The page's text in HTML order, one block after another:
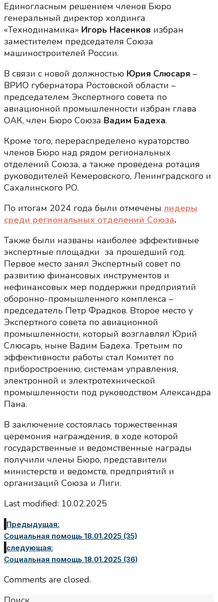
Единогласным решением членов Бюро
генеральный директор холдинга
«Технодинамика» Игорь Насенков избран
заместителем председателя Союза
машиностроителей России.
В связи с новой должностью Юрия Слюсаря –
ВРИО губернатора Ростовской области –
председателем Экспертного совета по
авиационной промышленности избран глава
ОАК, член Бюро Союза Вадим Бадеха.
Кроме того, перераспределено кураторство
членов Бюро над рядом региональных
отделений Союза, а также проведена ротация
руководителей Кемеровского, Ленинградского и
Сахалинского РО.
По итогам 2024 года были отмечены лидеры
среди региональных отделений Союза.
Также были названы наиболее эффективные
экспертные площадки за прошедший год.
Первое место занял Экспертный совет по
развитию финансовых инструментов и
нефинансовых мер поддержки предприятий
оборонно-промышленного комплекса –
председатель Петр Фрадков. Второе место у
Экспертного совета по авиационной
промышленности, который возглавлял Юрий
Слюсарь, ныне Вадим Бадеха. Третьим по
эффективности работы стал Комитет по
приборостроению, системам управления,
электронной и электротехнической
промышленности под руководством Александра
Пана.
В заключение состоялась торжественная
церемония награждения, в ходе которой
государственные и ведомственные награды
получили члены Бюро, представители
министерств и ведомств, предприятий и
организаций Союза и Лиги.
Last modified: 10.02.2025
Предыдущая:
Социальная помощь 18.01.2025 (35)
следующая:
Социальная помощь 18.01.2025 (36)
Comments are closed.